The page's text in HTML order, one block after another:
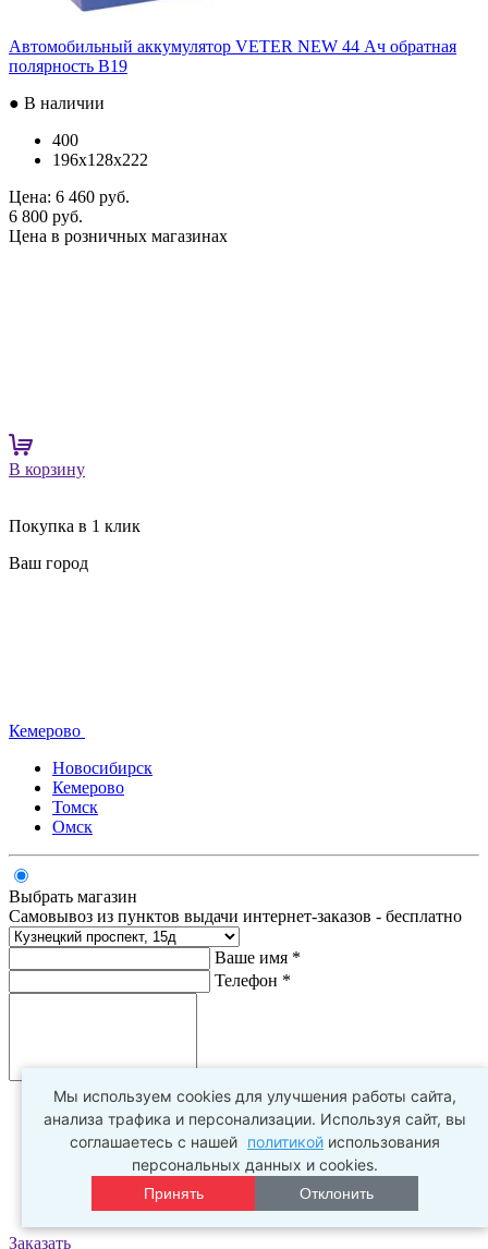
Автомобильный аккумулятор VETER NEW 44 Ач обратная
полярность B19
● В наличии
400
196x128x222
Цена: 6 460 руб.
6 800 руб.
Цена в розничных магазинах
В корзину
Покупка в 1 клик
Ваш город
Кемерово
Новосибирск
Кемерово
Томск
Омск
Выбрать магазин
Самовывоз из пунктов выдачи интернет-заказов - бесплатно
Ваше имя *
Телефон *
Заказать
Мы используем cookies для улучшения работы сайта,
анализа трафика и персонализации. Используя сайт, вы
соглашаетесь с нашей политикой использования
персональных данных и cookies.
Принять Отклонить